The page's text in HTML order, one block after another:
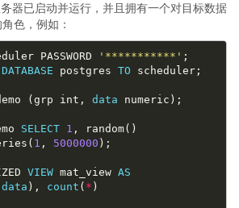
器已启动并运行，并且拥有一个对目标数据
色，例如：
PASSWORD '***********'
DATABASE postgres TO
(grp int, data
SELECT 1
1 , 5000000
VIEW mat_view AS
data ), count ( *